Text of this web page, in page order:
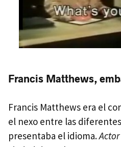
Francis Matthews,
Francis Matthews era el
el nexo entre las
presentaba el idioma.